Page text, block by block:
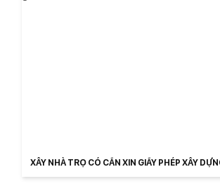
XÂY NHÀ TRỌ CÓ CẦN XIN GIẤY PHÉP XÂY